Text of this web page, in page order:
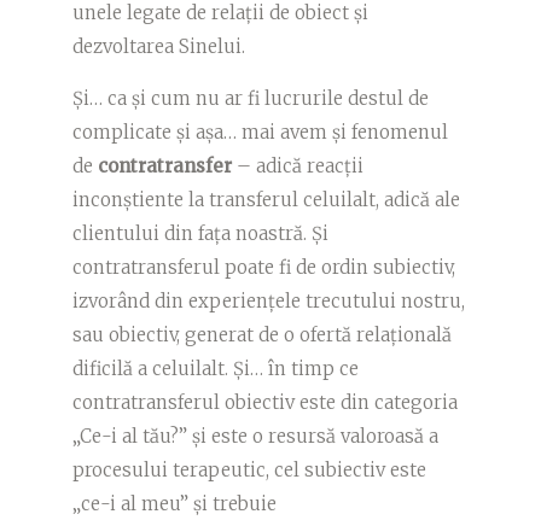
unele legate de relații de obiect și
dezvoltarea Sinelui.
Și… ca și cum nu ar fi lucrurile destul de
complicate și așa… mai avem și fenomenul
de contratransfer – adică reacții
inconștiente la transferul celuilalt, adică ale
clientului din fața noastră. Și
contratransferul poate fi de ordin subiectiv,
izvorând din experiențele trecutului nostru,
sau obiectiv, generat de o ofertă relațională
dificilă a celuilalt. Și… în timp ce
contratransferul obiectiv este din categoria
„Ce-i al tău?” și este o resursă valoroasă a
procesului terapeutic, cel subiectiv este
„ce-i al meu” și trebuie